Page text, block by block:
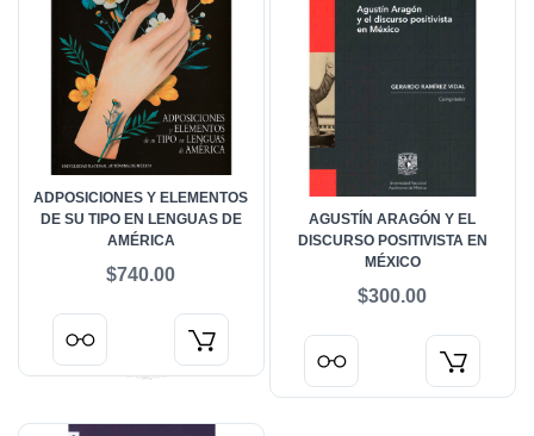
ADPOSICIONES Y ELEMENTOS
DE SU TIPO EN LENGUAS DE
AMÉRICA
$740.00
AGUSTÍN ARAGÓN Y EL
DISCURSO POSITIVISTA EN
MÉXICO
$300.00